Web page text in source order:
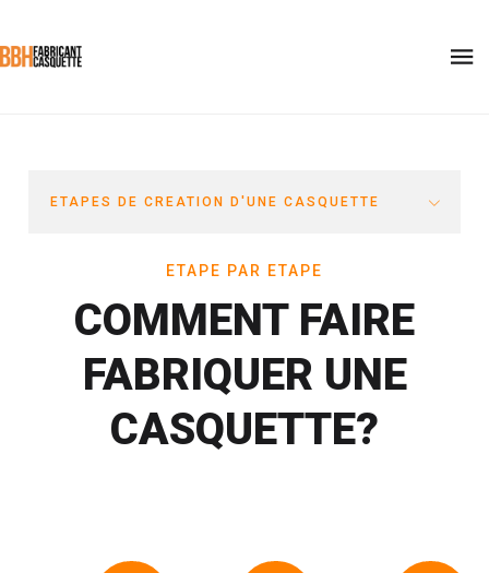
ETAPES DE CREATION D'UNE CASQUETTE
ETAPE PAR ETAPE
COMMENT FAIRE
FABRIQUER UNE
CASQUETTE?